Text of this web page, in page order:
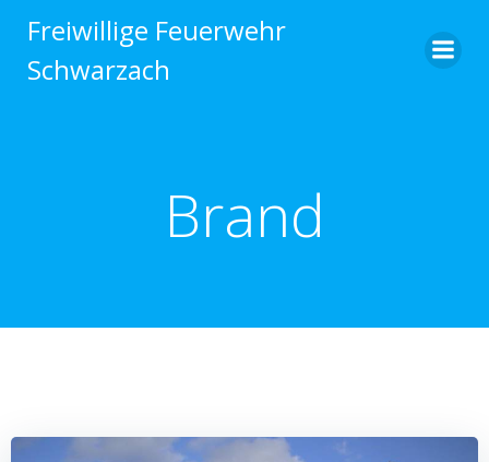
Inhalt
Freiwillige Feuerwehr
Schwarzach
Brand